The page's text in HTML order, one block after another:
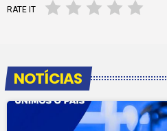
RATE IT
NOTÍCIAS